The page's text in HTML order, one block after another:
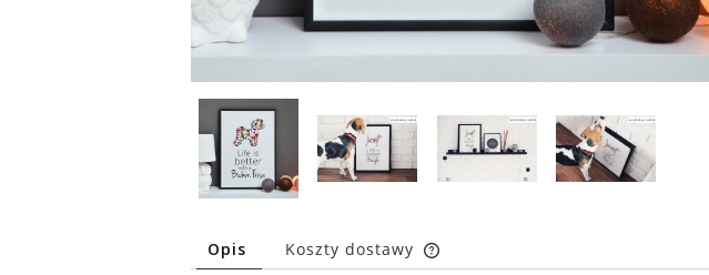
Opis Koszty dostawy